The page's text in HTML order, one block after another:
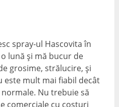
spray-ul Hascovita în
lună și mă bucur de
grosime, strălucire, și
este mult mai fiabil decât
Nu trebuie să
comerciale cu costuri